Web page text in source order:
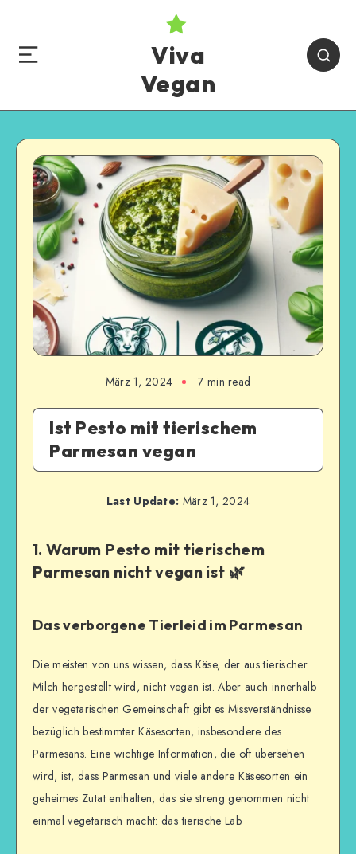
Viva
Vegan
März 1, 2024 7 min read
Ist Pesto mit tierischem
Parmesan vegan
Last Update: März 1, 2024
1. Warum Pesto mit tierischem
Parmesan nicht vegan ist 🌿
Das verborgene Tierleid im Parmesan
Die meisten von uns wissen, dass Käse, der aus tierischer
Milch hergestellt wird, nicht vegan ist. Aber auch innerhalb
der vegetarischen Gemeinschaft gibt es Missverständnisse
bezüglich bestimmter Käsesorten, insbesondere des
Parmesans. Eine wichtige Information, die oft übersehen
wird, ist, dass Parmesan und viele andere Käsesorten ein
geheimes Zutat enthalten, das sie streng genommen nicht
einmal vegetarisch macht: das tierische Lab.